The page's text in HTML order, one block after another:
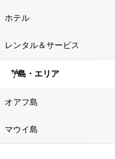
ホテル
レンタル＆サービス
島・エリア
オアフ島
マウイ島